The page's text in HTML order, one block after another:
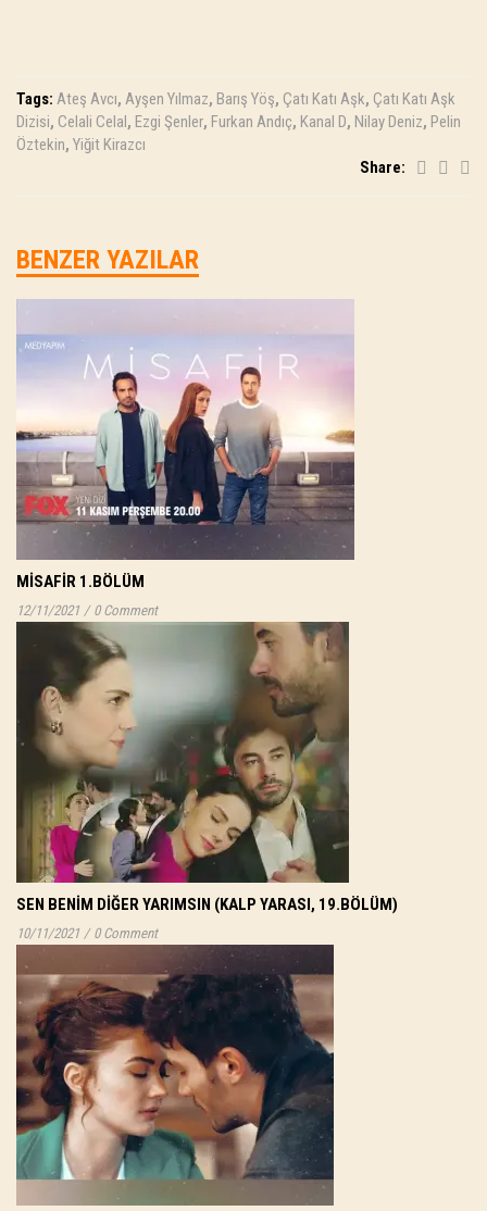
Tags: Ateş Avcı, Ayşen Yılmaz, Barış Yöş, Çatı Katı Aşk, Çatı Katı Aşk
Dizisi, Celali Celal, Ezgi Şenler, Furkan Andıç, Kanal D, Nilay Deniz, Pelin
Öztekin, Yiğit Kirazcı
Share:
BENZER YAZILAR
MISAFIR 1.BÖLÜM
12/11/2021 / 0 Comment
SEN BENIM DIĞER YARIMSIN (KALP YARASI, 19.BÖLÜM)
10/11/2021 / 0 Comment